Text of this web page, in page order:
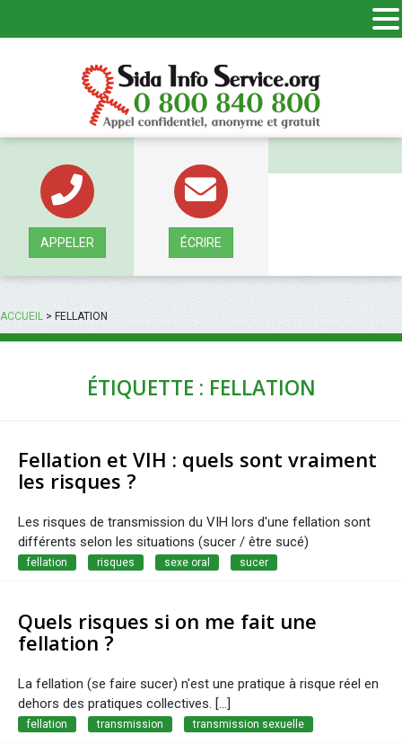
APPELER ÉCRIRE
ACCUEIL>FELLATION
ÉTIQUETTE : FELLATION
Fellation et VIH : quels sont vraiment
les risques ?
Les risques de transmission du VIH lors d'une fellation sont
différents selon les situations (sucer / être sucé)
fellation risques sexe oral sucer
Quels risques si on me fait une
fellation ?
La fellation (se faire sucer) n'est une pratique à risque réel en
dehors des pratiques collectives. [...]
fellation transmission transmission sexuelle